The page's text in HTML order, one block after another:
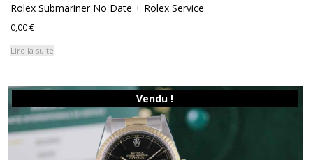
Rolex Submariner No Date + Rolex Service
0,00€
Lire la suite
Vendu !